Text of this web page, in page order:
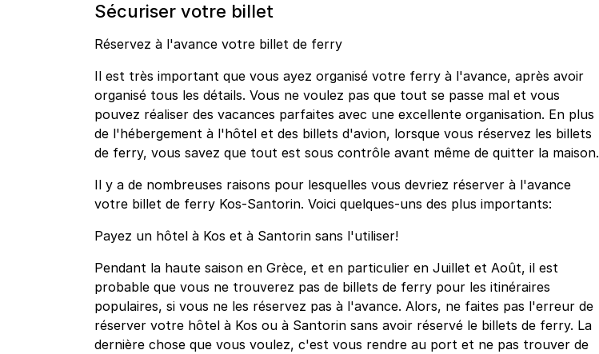
Sécuriser votre billet
Réservez à l'avance votre billet de ferry
Il est très important que vous ayez organisé votre ferry à l'avance, après avoir
organisé tous les détails. Vous ne voulez pas que tout se passe mal et vous
pouvez réaliser des vacances parfaites avec une excellente organisation. En plus
de l'hébergement à l'hôtel et des billets d'avion, lorsque vous réservez les billets
de ferry, vous savez que tout est sous contrôle avant même de quitter la maison.
Il y a de nombreuses raisons pour lesquelles vous devriez réserver à l'avance
votre billet de ferry Kos-Santorin. Voici quelques-uns des plus importants:
Payez un hôtel à Kos et à Santorin sans l'utiliser!
Pendant la haute saison en Grèce, et en particulier en Juillet et Août, il est
probable que vous ne trouverez pas de billets de ferry pour les itinéraires
populaires, si vous ne les réservez pas à l'avance. Alors, ne faites pas l'erreur de
réserver votre hôtel à Kos ou à Santorin sans avoir réservé le billets de ferry. La
dernière chose que vous voulez, c'est vous rendre au port et ne pas trouver de